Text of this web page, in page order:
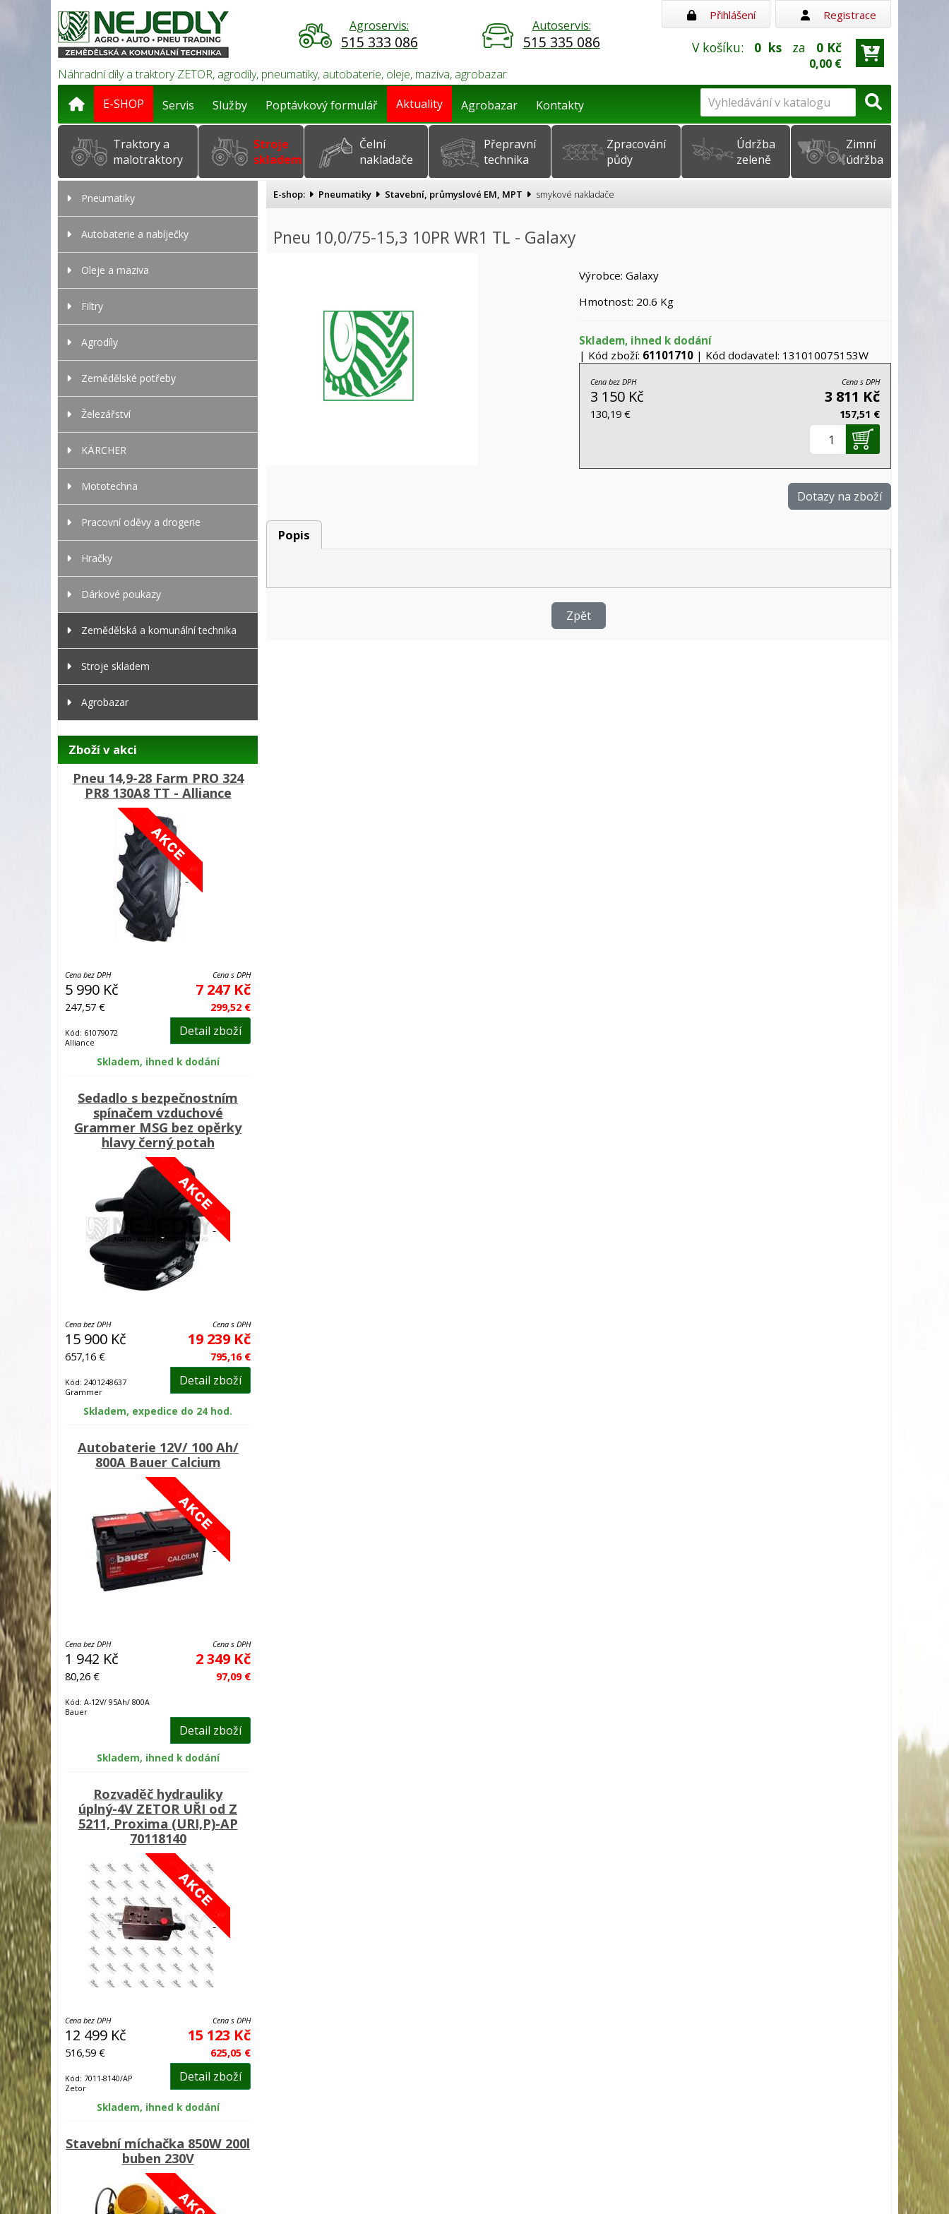
Přihlášení Registrace
Náhradní díly a traktory ZETOR, agrodíly, pneumatiky, autobaterie, oleje, maziva, agrobazar
Agroservis:
515 333 086
Autoservis:
515 335 086 V košíku: 0 ks za 0 Kč
0,00 €
E-SHOP Servis Služby Poptávkový formulář Aktuality Agrobazar Kontakty
Traktory a
malotraktory
Stroje
skladem
Čelní
nakladače
Přepravní
technika
Zpracování
půdy
Údržba
zeleně
Zimní
údržba
Pneumatiky
Autobaterie a nabíječky
Oleje a maziva
Filtry
Agrodíly
Zemědělské potřeby
Železářství
KÄRCHER
Mototechna
Pracovní oděvy a drogerie
Hračky
Dárkové poukazy
Zemědělská a komunální technika
Stroje skladem
Agrobazar
Zboží v akci
Pneu 14,9-28 Farm PRO 324
PR8 130A8 TT - Alliance
Cena bez DPH
5 990 Kč
247,57 €
Cena s DPH
7 247 Kč
299,52 €
Kód: 61079072
Alliance
Detail zboží
Skladem, ihned k dodání
Sedadlo s bezpečnostním
spínačem vzduchové
Grammer MSG bez opěrky
hlavy černý potah
Cena bez DPH
15 900 Kč
657,16 €
Cena s DPH
19 239 Kč
795,16 €
Kód: 2401248637
Grammer
Detail zboží
Skladem, expedice do 24 hod.
Autobaterie 12V/ 100 Ah/
800A Bauer Calcium
Cena bez DPH
1 942 Kč
80,26 €
Cena s DPH
2 349 Kč
97,09 €
Kód: A-12V/ 95Ah/ 800A
Bauer
Detail zboží
Skladem, ihned k dodání
Rozvaděč hydrauliky
úplný-4V ZETOR UŘI od Z
5211, Proxima (URI,P)-AP
70118140
Cena bez DPH
12 499 Kč
516,59 €
Cena s DPH
15 123 Kč
625,05 €
Kód: 7011-8140/AP
Zetor
Detail zboží
Skladem, ihned k dodání
Stavební míchačka 850W 200l
buben 230V
E-shop: Pneumatiky Stavební, průmyslové EM, MPT smykové nakladače
Pneu 10,0/75-15,3 10PR WR1 TL - Galaxy
Výrobce: Galaxy
Hmotnost: 20.6 Kg
Skladem, ihned k dodání
| Kód zboží: 61101710| Kód dodavatel: 131010075153W
Cena bez DPH
3 150 Kč
130,19 €
Cena s DPH
3 811 Kč
157,51 €
Dotazy na zboží
Popis
Zpět